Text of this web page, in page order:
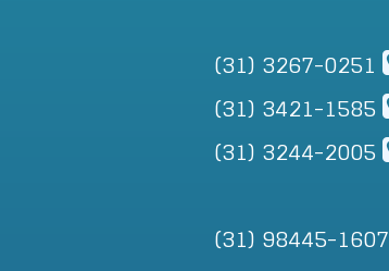
(31) 3267-0251
(31) 3421-1585
(31) 3244-2005
(31) 98445-1607